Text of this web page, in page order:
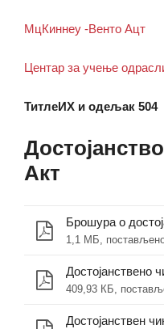
МцКиннеy -Венто Ацт
Центар за учење
ТитлеИX и одељак 504
Акт
Брошура о
1,1 МБ,
Достојанствено
409,93 КБ,
Достојанствен